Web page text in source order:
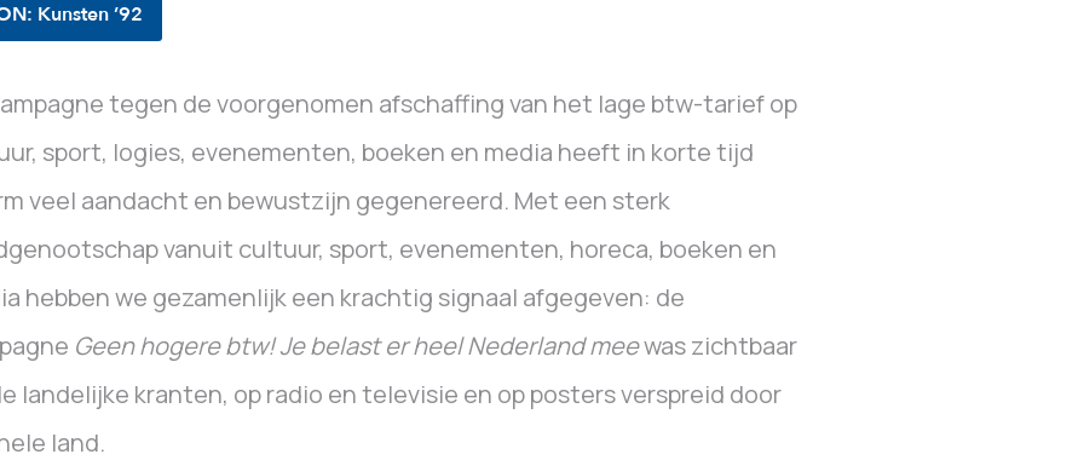
Kunsten ’92
tegen de voorgenomen afschaffing van het lage btw-tarief op
sport, logies, evenementen, boeken en media heeft in korte tijd
veel aandacht en bewustzijn gegenereerd. Met een sterk
vanuit cultuur, sport, evenementen, horeca, boeken en
hebben we gezamenlijk een krachtig signaal afgegeven: de
Geen hogere btw! Je belast er heel Nederland meewas zichtbaar
landelijke kranten, op radio en televisie en op posters verspreid door
land.